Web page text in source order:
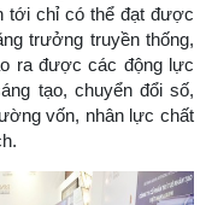
tới chỉ có thể đạt được
trưởng truyền thống,
ra được các động lực
tạo, chuyển đổi số,
vốn, nhân lực chất